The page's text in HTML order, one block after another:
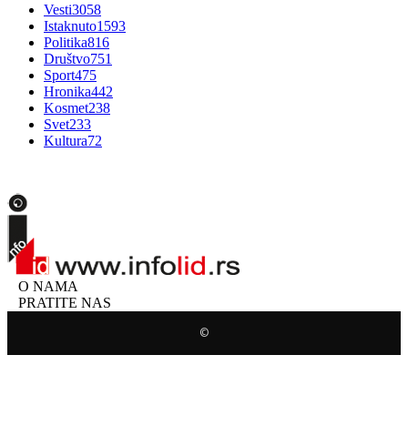
Vesti3058
Istaknuto1593
Politika816
Društvo751
Sport475
Hronika442
Kosmet238
Svet233
Kultura72
O NAMA
PRATITE NAS
©